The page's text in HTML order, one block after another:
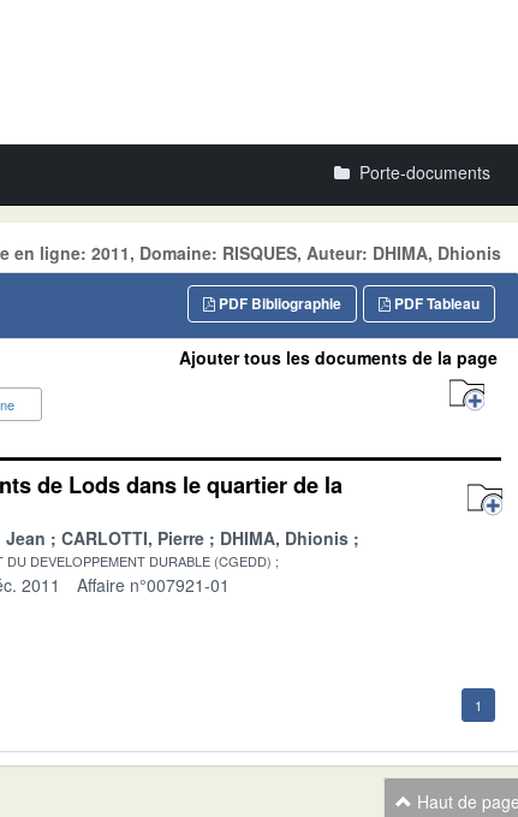
Porte-documents
ligne: 2011, Domaine: RISQUES, Auteur: DHIMA, Dhionis
PDF Tableau
PDF Bibliographie
Ajouter tous les documents de la page
de Lods dans le quartier de la
Jean CARLOTTI, Pierre DHIMA, Dhionis
DEVELOPPEMENT DURABLE (CGEDD)
2011 Affaire n°007921-01
1
Haut de page